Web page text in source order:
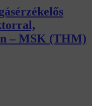
– MSK (THM)